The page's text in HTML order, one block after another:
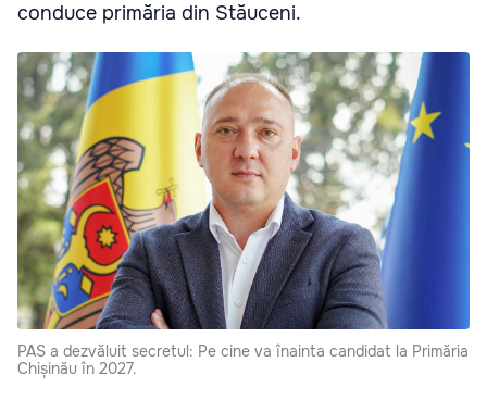
conduce primăria din Stăuceni.
PAS a dezvăluit secretul: Pe cine va înainta candidat la Primăria
Chișinău în 2027.